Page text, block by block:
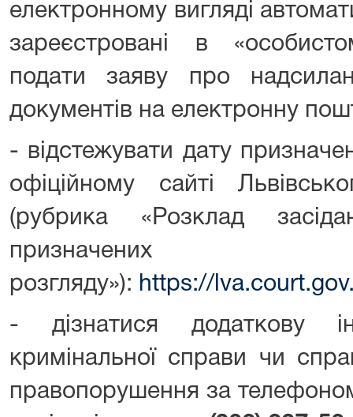
електронному вигляді
зареєстровані в
подати заяву про
документів на електронну
- відстежувати дату
офіційному сайті
(рубрика «Розклад
розгляду»): https://
- дізнатися додаткову
кримінальної справи чи
правопорушення за